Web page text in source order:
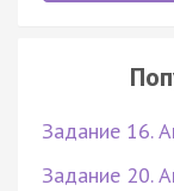
Задание 16.
Задание 20.